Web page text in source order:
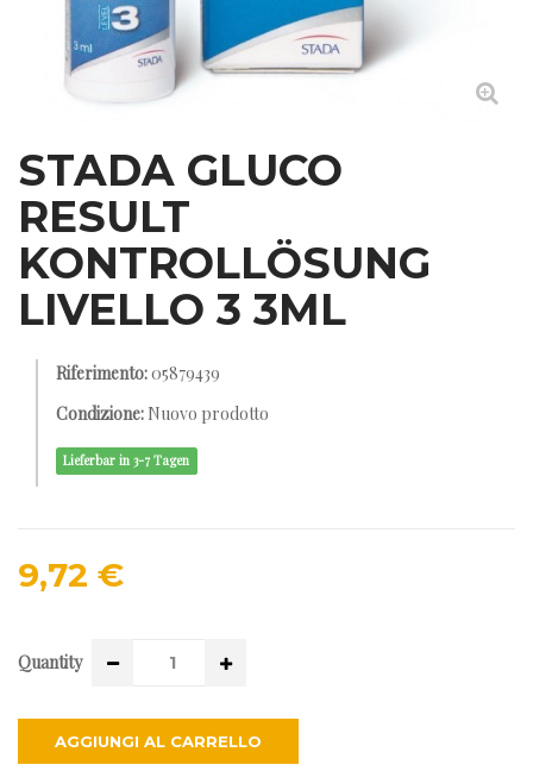
STADA GLUCO
RESULT
KONTROLLÖSUNG
LIVELLO 3 3ML
Riferimento:05879439
Condizione: Nuovo prodotto
Lieferbar in 3-7 Tagen
9,72 €
Quantity
AGGIUNGI AL CARRELLO